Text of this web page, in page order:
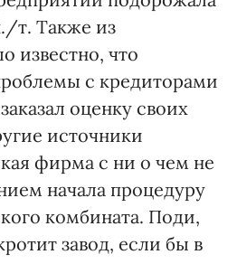
т. Также из
известно, что
с кредиторами
оценку своих
источники
фирма с ни о чем не
начала процедуру
комбината. Поди,
завод, если бы в